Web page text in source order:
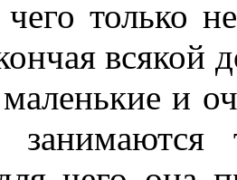
чего только
и
занимаются